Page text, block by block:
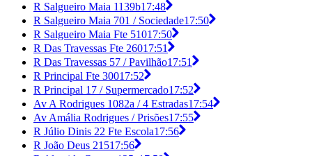
R Salgueiro Maia 1139b17:48
R Salgueiro Maia 701 / Sociedade17:50
R Salgueiro Maia Fte 51017:50
R Das Travessas Fte 26017:51
R Das Travessas 57 / Pavilhão17:51
R Principal Fte 30017:52
R Principal 17 / Supermercado17:52
Av A Rodrigues 1082a / 4 Estradas17:54
Av Amália Rodrigues / Prisões17:55
R Júlio Dinis 22 Fte Escola17:56
R João Deus 21517:56